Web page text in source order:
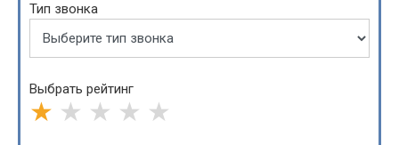
Тип звонка
Выбрать рейтинг
★ ★ ★ ★ ★